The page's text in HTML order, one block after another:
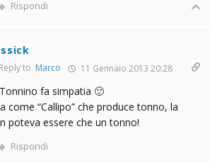
Rispondi
Reply to Marco 11 Gennaio 2013 20:28
fa simpatia 🙂
come “Callipo” che produce tonno, la
poteva essere che un tonno!
Rispondi